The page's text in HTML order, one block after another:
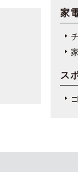
家
ス